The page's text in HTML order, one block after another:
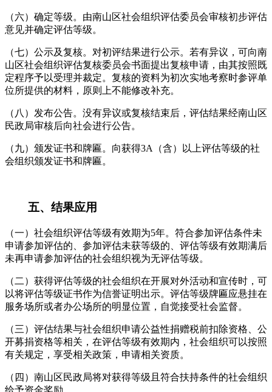
（六）确定等级。由南山区社会组织评估委员会审核初步评估
意见并确定评估等级。
（七）公示及复核。对初评结果进行公示。若有异议，可向南
山区社会组织评估复核委员会书面提出复核申请，由其按照既
定程序予以受理并裁定。复核的资料为初次实地考察时参评单
位所提供的材料，原则上不能修改补充。
（八）发布公告。没有异议或复核结束后，评估结果经南山区
民政局审核后向社会进行公告。
（九）颁发证书和牌匾。向获得3A（含）以上评估等级的社
会组织颁发证书和牌匾。
五、结果应用
（一）社会组织评估等级有效期为5年。符合参加评估条件未
申请参加评估的、参加评估未获等级的、评估等级有效期满后
未再申请参加评估的社会组织视为无评估等级。
（二）获得评估等级的社会组织在开展对外活动和宣传时，可
以将评估等级证书作为信誉证明出示。评估等级牌匾应悬挂在
服务场所或者办公场所的明显位置，自觉接受社会监督。
（三）评估结果与社会组织申请公益性捐赠税前扣除资格、公
开募捐资格等相关，在评估等级有效期内，社会组织可以按照
有关规定，享受相关政策，申请相关资质。
（四）南山区民政局将对获得等级且符合扶持条件的社会组织